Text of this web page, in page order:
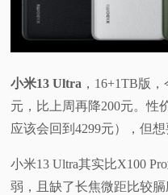
小米13 Ultra ，16+1TB版
元，比上周再降200元。性
应该会回到4299元），但想
小米13 Ultra其实比X100
弱，且缺了长焦微距比较膈